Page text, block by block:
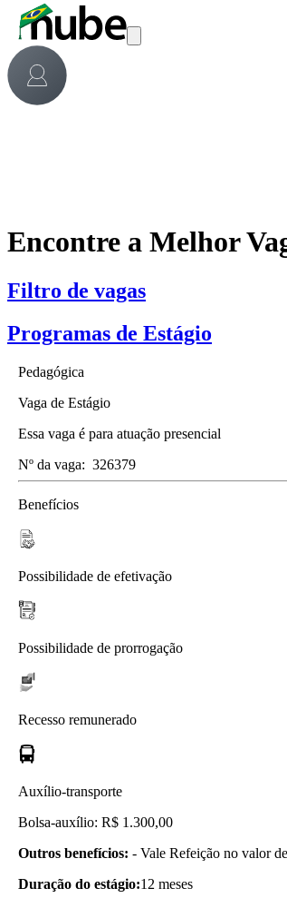
Encontre a Melhor
Filtro de vagas
Programas de Estágio
Pedagógica
Vaga de Estágio
Essa vaga é para atuação presencial
Nº da vaga: 326379
Benefícios
Possibilidade de efetivação
Possibilidade de prorrogação
Recesso remunerado
Auxílio-transporte
Bolsa-auxílio: R$ 1.300,00
Outros benefícios: - Vale Refeição no valor
Duração do estágio:12 meses